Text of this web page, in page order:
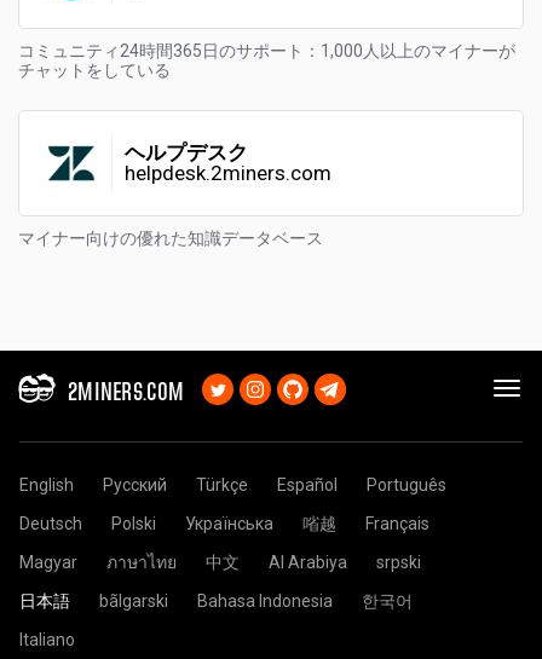
コミュニティ24時間365日のサポート：1,000人以上のマイナーが
チャットをしている
ヘルプデスク
helpdesk.2miners.com
マイナー向けの優れた知識データベース
2MINERS.COM
English Русский Türkçe Español
Português
Deutsch
Polski Українська 㗂越
Français
Magyar
ภาษาไทย 中文 Al Arabiya
srpski
日本語
bãlgarski Bahasa Indonesia
한국어
Italiano